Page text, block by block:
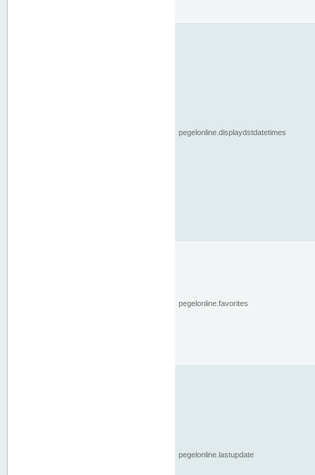
pegelonline.displaydstdatetimes
pegelonline.favorites
pegelonline.lastupdate